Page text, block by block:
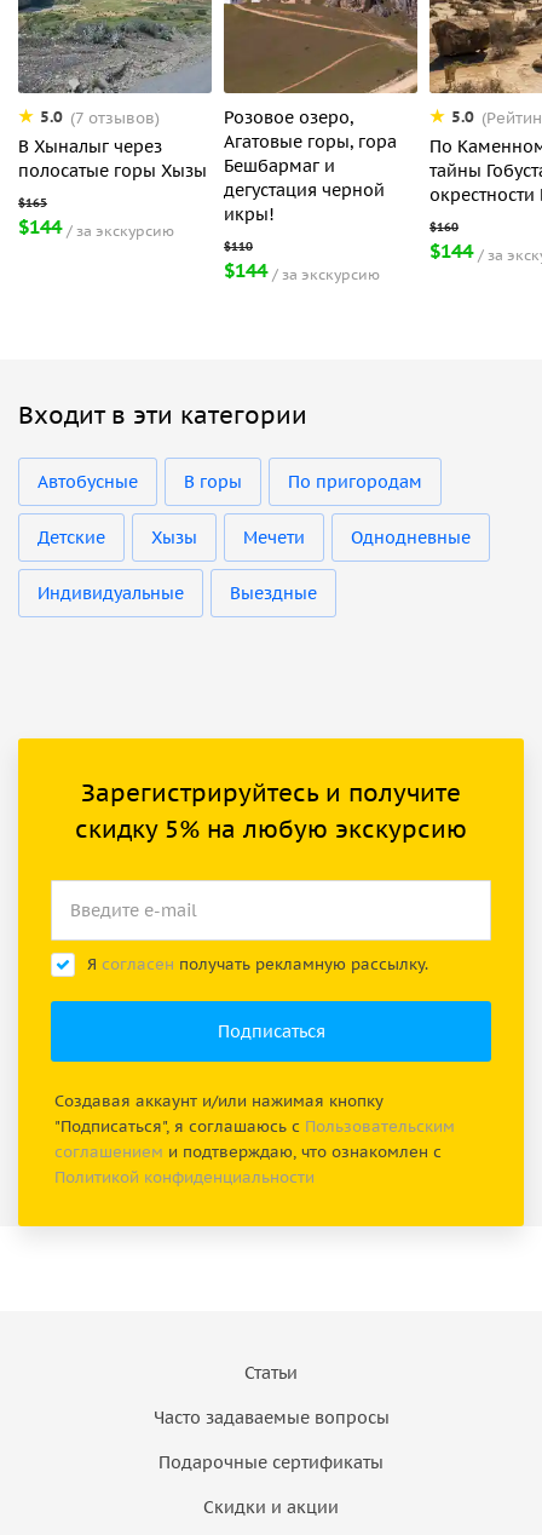
5.0 (7 отзывов)
В Хыналыг через
полосатые горы Хызы
$144 за экскурсию
Розовое озеро,
Агатовые горы, гора
Бешбармаг и
дегустация черной
икры!
$144 за экскурсию
5.0
По
тайны
окрестности
$144 за
Входит в эти категории
Автобусные В горы По пригородам
Детские Хызы Мечети Однодневные
Индивидуальные Выездные
Зарегистрируйтесь и получите
скидку 5% на любую экскурсию
Я согласен получать рекламную рассылку.
Создавая аккаунт и/или нажимая кнопку
"Подписаться", я соглашаюсь с Пользовательским
соглашением и подтверждаю, что ознакомлен с
Политикой конфиденциальности
Статьи
Часто задаваемые вопросы
Подарочные сертификаты
Скидки и акции